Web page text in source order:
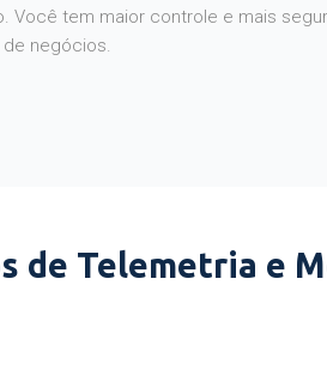
Você tem maior controle e mais
negócios.
de Telemetria e